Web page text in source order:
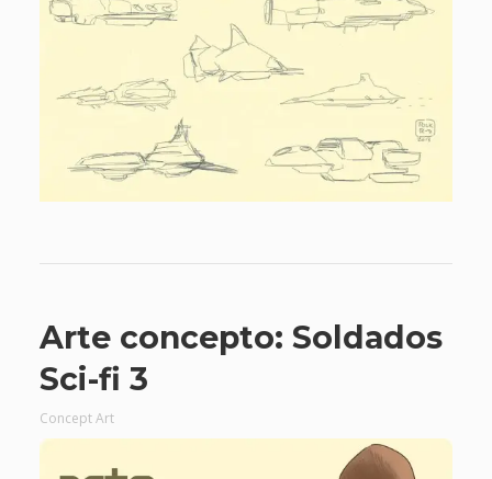
Arte concepto: Soldados
Sci-fi 3
Concept Art